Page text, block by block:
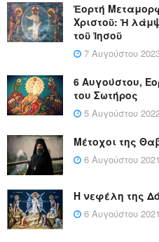
Ἑορτή
Χριστοῦ: Ἡ
τοῦ Ἰησοῦ
7 Αυγούστου
6 Αυγούστου,
του Σωτήρος
5 Αυγούστου
Μέτοχοι της
6 Αυγούστου 2021
Η νεφέλη της
6 Αυγούστου 2021